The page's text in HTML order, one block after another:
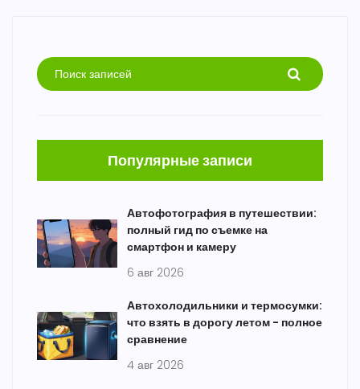
Популярные записи
Автофотография в путешествии:
полный гид по съемке на
смартфон и камеру
6 авг 2026
Автохолодильники и термосумки:
что взять в дорогу летом - полное
сравнение
4 авг 2026